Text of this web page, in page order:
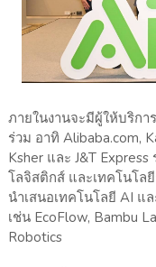
ภายในงานจะมีผู้ให้บริก
ร่วม อาทิ Alibaba.com,
Ksher และ J&T
โลจิสติกส์ และเทคโนโ
นำเสนอเทคโนโลยี AI แ
เช่น EcoFlow, Bambu
Robotics